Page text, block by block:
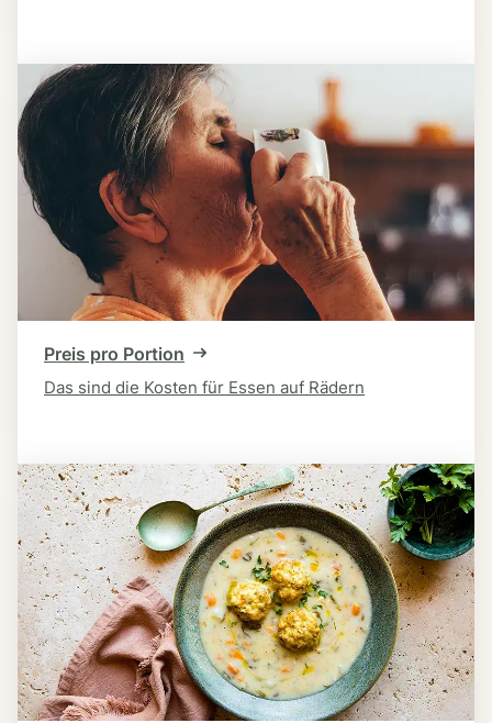
Preis pro Portion
Das sind die Kosten für Essen auf Rädern